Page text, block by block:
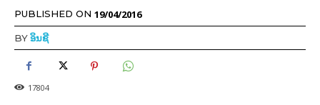
PUBLISHED ON 19/04/2016
BYອິນຊີ
17804